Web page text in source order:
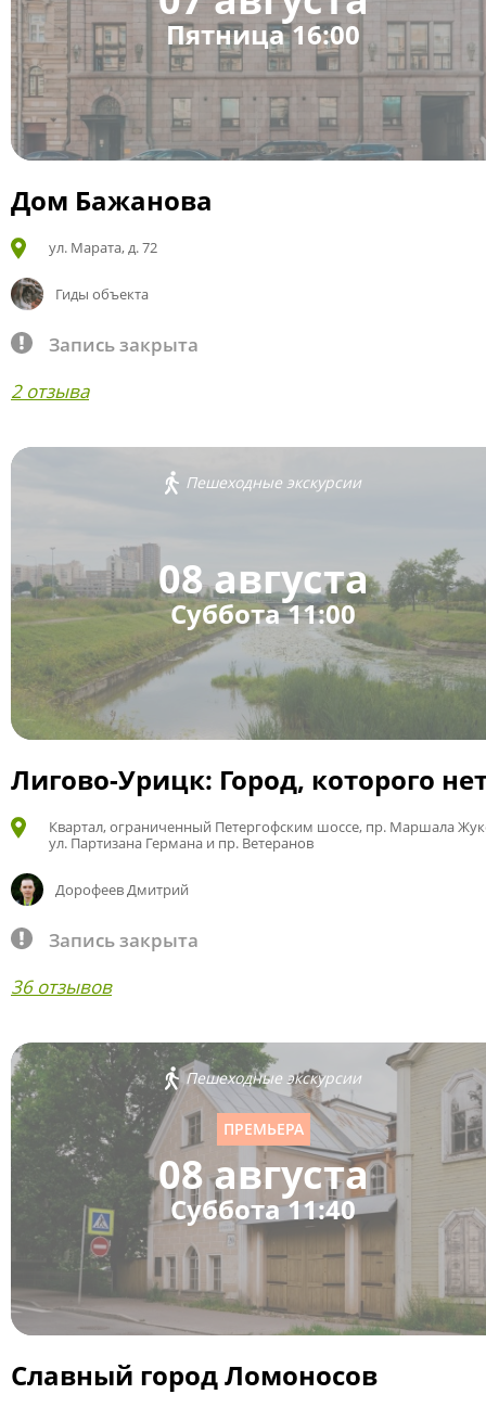
Пятница 16:00
Дом Бажанова
ул. Марата, д. 72
Гиды объекта
Запись закрыта
2 отзыва
Пешеходные экскурсии
08 августа
Суббота 11:00
Лигово-Урицк: Город, которого
Квартал, ограниченный Петергофским шоссе, пр. Маршала
ул. Партизана Германа и пр. Ветеранов
Дорофеев Дмитрий
Запись закрыта
36 отзывов
Пешеходные экскурсии
ПРЕМЬЕРА
08 августа
Суббота 11:40
Славный город Ломоносов